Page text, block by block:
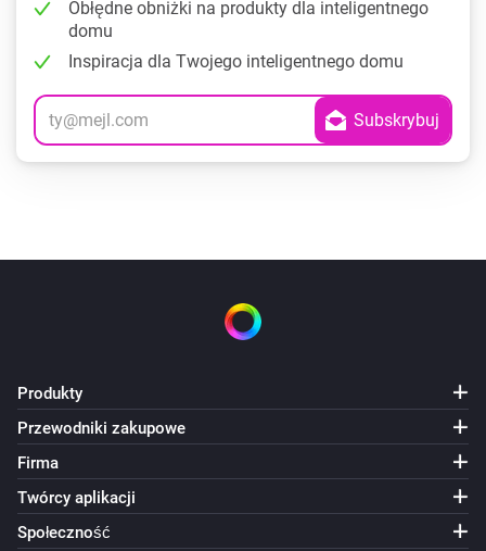
Obłędne obniżki na produkty dla inteligentnego
domu
Inspiracja dla Twojego inteligentnego domu
Produkty
Przewodniki zakupowe
Firma
Twórcy aplikacji
Społeczność